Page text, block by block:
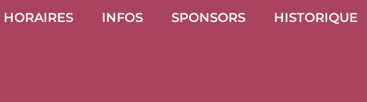
HORAIRES INFOS SPONSORS HISTORIQUE